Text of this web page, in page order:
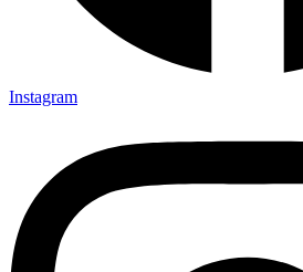
Instagram